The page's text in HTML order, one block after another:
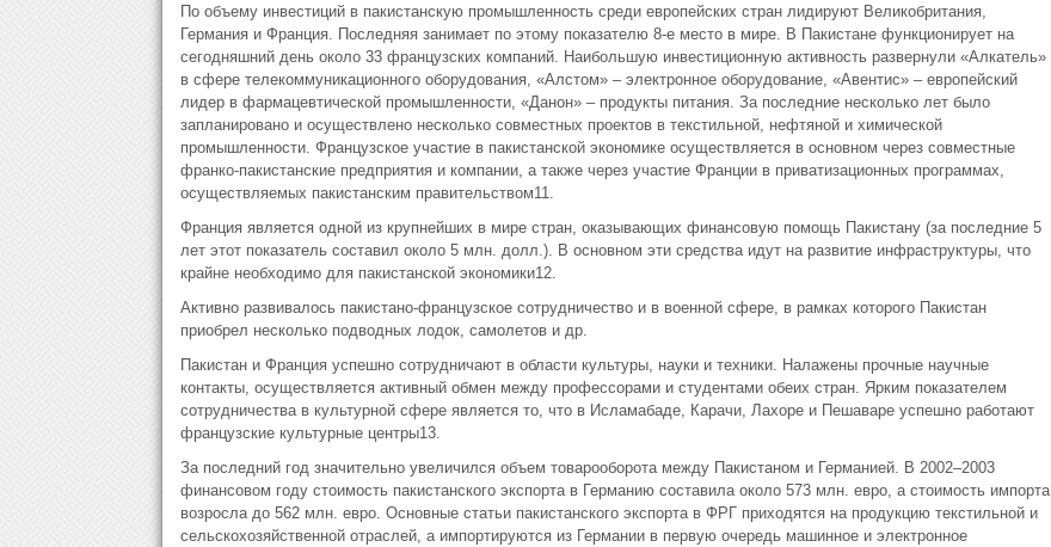
По объему инвестиций в пакистанскую промышленность среди европейских стран лидируют Великобритания,
Германия и Франция. Последняя занимает по этому показателю 8-е место в мире. В Пакистане функционирует на
сегодняшний день около 33 французских компаний. Наибольшую инвестиционную активность развернули «Алкатель»
в сфере телекоммуникационного оборудования, «Алстом» – электронное оборудование, «Авентис» – европейский
лидер в фармацевтической промышленности, «Данон» – продукты питания. За последние несколько лет было
запланировано и осуществлено несколько совместных проектов в текстильной, нефтяной и химической
промышленности. Французское участие в пакистанской экономике осуществляется в основном через совместные
франко-пакистанские предприятия и компании, а также через участие Франции в приватизационных программах,
осуществляемых пакистанским правительством11.
Франция является одной из крупнейших в мире стран, оказывающих финансовую помощь Пакистану (за последние 5
лет этот показатель составил около 5 млн. долл.). В основном эти средства идут на развитие инфраструктуры, что
крайне необходимо для пакистанской экономики12.
Активно развивалось пакистано-французское сотрудничество и в военной сфере, в рамках которого Пакистан
приобрел несколько подводных лодок, самолетов и др.
Пакистан и Франция успешно сотрудничают в области культуры, науки и техники. Налажены прочные научные
контакты, осуществляется активный обмен между профессорами и студентами обеих стран. Ярким показателем
сотрудничества в культурной сфере является то, что в Исламабаде, Карачи, Лахоре и Пешаваре успешно работают
французские культурные центры13.
За последний год значительно увеличился объем товарооборота между Пакистаном и Германией. В 2002–2003
финансовом году стоимость пакистанского экспорта в Германию составила около 573 млн. евро, а стоимость импорта
возросла до 562 млн. евро. Основные статьи пакистанского экспорта в ФРГ приходятся на продукцию текстильной и
сельскохозяйственной отраслей, а импортируются из Германии в первую очередь машинное и электронное